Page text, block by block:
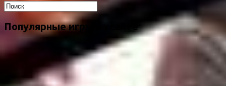
Популярные игры на сайте